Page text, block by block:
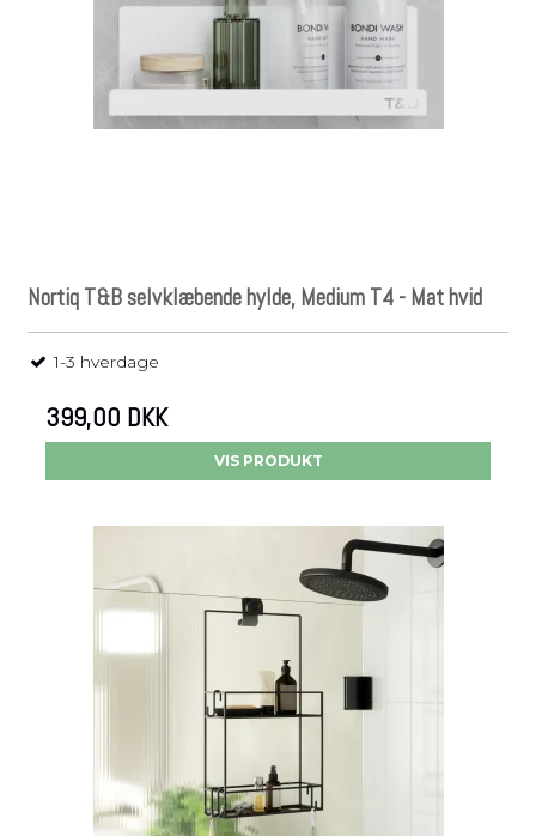
Nortiq T&B selvklæbende hylde, Medium T4 - Mat hvid
1-3 hverdage
399,00 DKK
VIS PRODUKT